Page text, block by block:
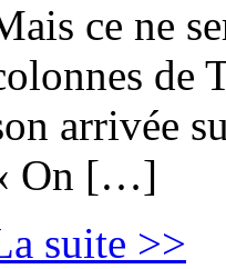
ce ne
de
arrivée
On […]
suite >>